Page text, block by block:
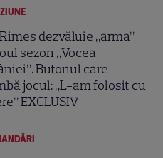
dezvăluie „arma”
sezon „Vocea
Butonul care
jocul: „L-am folosit cu
EXCLUSIV